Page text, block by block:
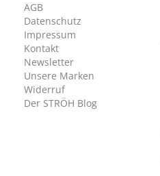
AGB
Datenschutz
Impressum
Kontakt
Newsletter
Unsere Marken
Widerruf
Der STRÖH Blog